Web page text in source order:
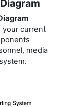
your current
media